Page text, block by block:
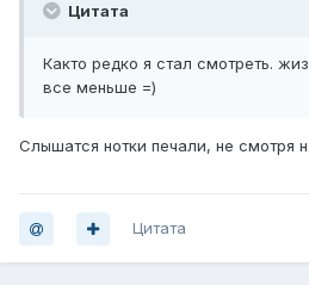
Цитата
Както редко я стал смотреть.
все меньше =)
Слышатся нотки печали, не смотря
Цитата